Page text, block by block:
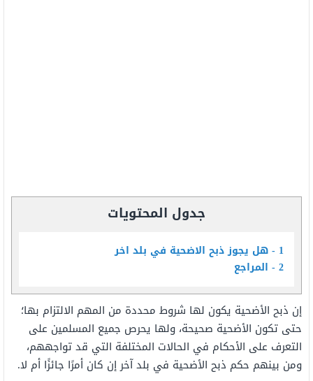
جدول المحتويات
1 هل يجوز ذبح الاضحية في بلد اخر
2 المراجع
إن ذبح الأضحية يكون لها شروط محددة من المهم الالتزام بها؛
حتى تكون الأضحية صحيحة، ولها يحرص جميع المسلمين على
التعرف على الأحكام في الحالات المختلفة التي قد تواجههم،
ومن بينهم حكم ذبح الأضحية في بلد آخر إن كان أمرًا جائزًا أم لا.